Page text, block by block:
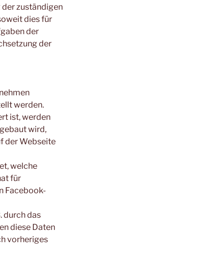
zuständigen
dies für
der
der
werden.
ist, werden
wird,
der Webseite
welche
für
Facebook-
durch das
diese Daten
vorheriges